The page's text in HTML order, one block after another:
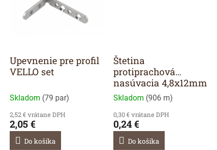
Upevnenie pre profil
VELLO set
Skladom (79 par)
2,52 € vrátane DPH
2,05 €
Do košíka
Štetina
protiprachová
nasúvacia 4,8x12mm
sivá
Skladom (906 m)
0,30 € vrátane DPH
0,24 €
Do košíka